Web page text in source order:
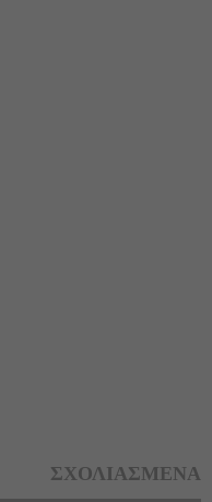
ΣΧΟΛΙΑΣΜΕΝΑ